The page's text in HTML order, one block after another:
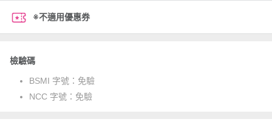
※不適用優惠券
檢驗碼
BSMI 字號： 免驗
NCC 字號： 免驗